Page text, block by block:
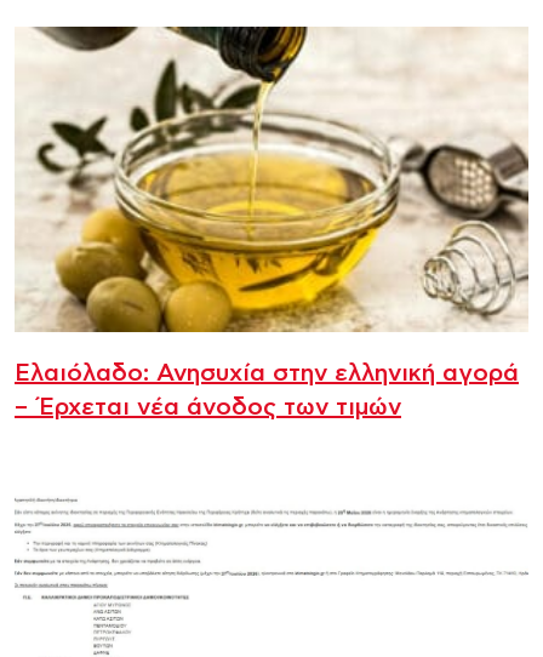
Ελαιόλαδο: Ανησυχία στην ελληνική αγορά
– Έρχεται νέα άνοδος των τιμών